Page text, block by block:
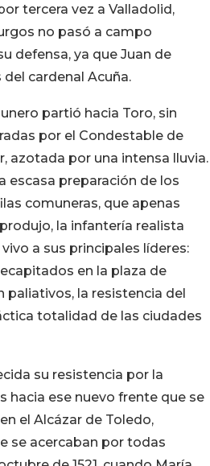
tercera vez a Valladolid,
no pasó a campo
defensa, ya que Juan de
cardenal Acuña.
partió hacia Toro, sin
por el Condestable de
azotada por una intensa lluvia.
escasa preparación de los
comuneras, que apenas
la infantería realista
a sus principales líderes:
en la plaza de
paliativos, la resistencia del
totalidad de las ciudades
su resistencia por la
hacia ese nuevo frente que se
el Alcázar de Toledo,
se acercaban por todas